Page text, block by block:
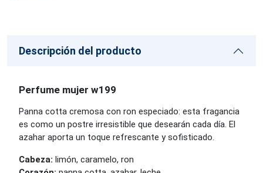
Descripción del producto
Perfume mujer w199
Panna cotta cremosa con ron especiado: esta fragancia
es como un postre irresistible que desearán cada día. El
azahar aporta un toque refrescante y sofisticado.
Cabeza: limón, caramelo, ron